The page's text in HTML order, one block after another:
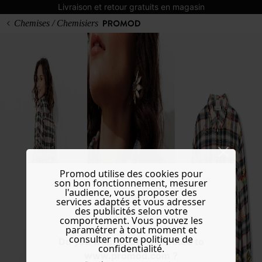
Livraison et retour gratuits en magasin
Do you want to be redirected to
www.promod.com ?
Chemises / Chemisiers
Promod utilise des cookies pour
son bon fonctionnement, mesurer
l'audience, vous proposer des
services adaptés et vous adresser
des publicités selon votre
comportement. Vous pouvez les
paramétrer à tout moment et
consulter notre politique de
confidentialité.